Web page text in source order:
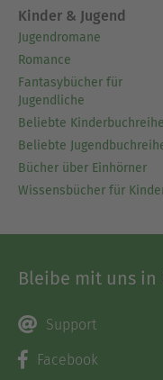
Kinder & Jugend
Jugendromane
Romance
Fantasybücher für
Jugendliche
Beliebte
Beliebte
Bücher über Einhörner
Wissensbücher für
Bleibe mit uns in
Support
Facebook